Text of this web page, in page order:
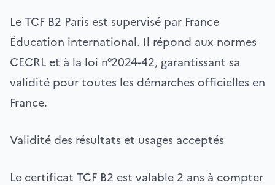
Le TCF B2 Paris est supervisé par France
Éducation international. Il répond aux normes
CECRL et à la loi n°2024-42, garantissant sa
validité pour toutes les démarches officielles en
France.
Validité des résultats et usages acceptés
Le certificat TCF B2 est valable 2 ans à compter